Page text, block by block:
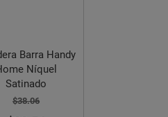
Jabonera Vertika
Cromo 16108